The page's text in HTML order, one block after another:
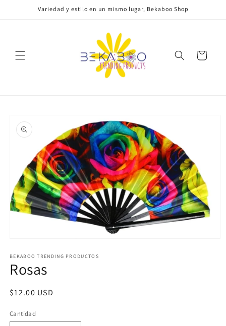
directamenteVariedad y estilo en un mismo lugar, Bekaboo Shop
Carrito
a la
información
del producto
multimedia
1
en
modal
BEKABOO TRENDING PRODUCTOS
Rosas
Precio
$12.00 USD
Cantidad